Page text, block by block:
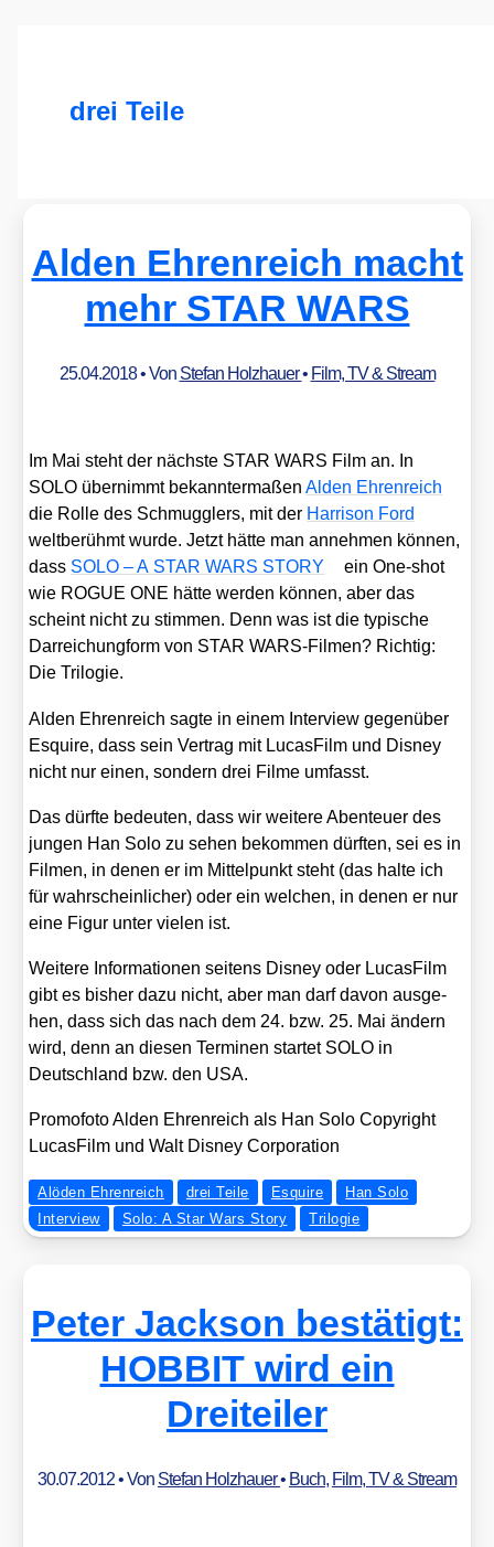
drei Teile
Alden Ehrenreich macht
mehr STAR WARS
25.04.2018• Von Stefan Holzhauer• Film, TV & Stream
Im Mai steht der nächs­te STAR WARS Film an. In
SOLO über­nimmt bekann­ter­ma­ßenAlden Ehren­reich
die Rol­le des Schmugg­lers, mit der Har­ri­son Ford
welt­be­rühmt wur­de. Jetzt hät­te man anneh­men kön­nen,
dass SOLO – A STAR WARS STORY
ein One-shot
wie ROGUE ONE hät­te wer­den kön­nen, aber das
scheint nicht zu stim­men. Denn was ist die typi­sche
Dar­rei­chung­form von STAR WARS-Fil­men? Rich­tig:
Die Tri­lo­gie.
Alden Ehren­reich sag­te in einem Inter­view gegen­über
Esqui­re, dass sein Ver­trag mit Lucas­Film und Dis­ney
nicht nur einen, son­dern drei Fil­me umfasst.
Das dürf­te bedeu­ten, dass wir wei­te­re Aben­teu­er des
jun­gen Han Solo zu sehen bekom­men dürf­ten, sei es in
Fil­men, in denen er im Mit­tel­punkt steht (das hal­te ich
für wahr­schein­li­cher) oder ein wel­chen, in denen er nur
eine Figur unter vie­len ist.
Wei­te­re Infor­ma­tio­nen sei­tens Dis­ney oder Lucas­Film
gibt es bis­her dazu nicht, aber man darf davon aus­ge­
hen, dass sich das nach dem 24. bzw. 25. Mai ändern
wird, denn an die­sen Ter­mi­nen star­tet SOLO in
Deutsch­land bzw. den USA.
Pro­mo­fo­to Alden Ehren­reich als Han Solo Copy­right
Lucas­Film und Walt Dis­ney Cor­po­ra­ti­on
Alöden Ehrenreich drei Teile Esquire
Han Solo
Interview
Solo: A Star Wars Story Trilogie
Peter Jackson bestätigt:
HOBBIT wird ein
Dreiteiler
30.07.2012• Von Stefan Holzhauer• Buch, Film, TV & Stream